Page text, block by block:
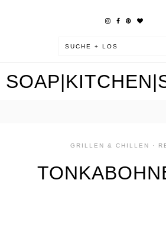
GRILLEN & CHILLEN ·